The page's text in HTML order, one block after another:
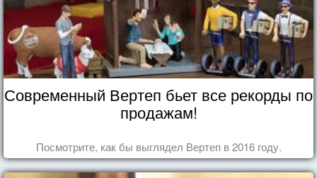
Современный Вертеп бьет все рекорды по
продажам!
Посмотрите, как бы выглядел Вертеп в 2016 году.